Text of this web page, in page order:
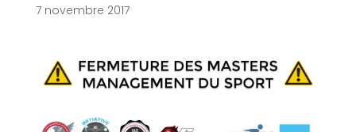
7 novembre 2017